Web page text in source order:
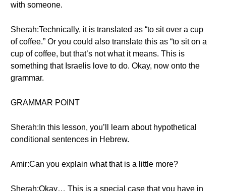
with someone.
Sherah:Technically, it is translated as “to sit over a cup
of coffee.” Or you could also translate this as “to sit on a
cup of coffee, but that’s not what it means. This is
something that Israelis love to do. Okay, now onto the
grammar.
GRAMMAR POINT
Sherah:In this lesson, you’ll learn about hypothetical
conditional sentences in Hebrew.
Amir:Can you explain what that is a little more?
Sherah:Okay… This is a special case that you have in